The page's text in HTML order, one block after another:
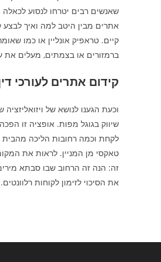
שאנשים רבים יטרחו לנסוע
אתרים מבין היטב למה ואיך לבצע
קיים. טראפיק אונליין או כמו
ברמזורים או בצמתים, מעלים את
קידום אתרים לעורכי
וכעת הגענו לנושא של
שיווק בגוגל מפות. אופציה זו
לקחת וכמה רחובות הליכה מהבית
טאקסי מן המניין. לראות את
זה: הנה זה הרחוב שבו סבתא
את הסיכוי לזימון לקוחות רלוונטים.